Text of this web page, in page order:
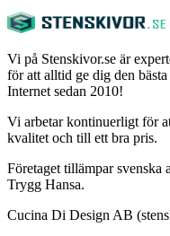
Vi på Stenskivor.se är
för att alltid ge dig den
Internet sedan 2010!
Vi arbetar kontinuerligt för
kvalitet och till ett bra pris.
Företaget tillämpar svenska
Trygg Hansa.
Cucina Di Design AB